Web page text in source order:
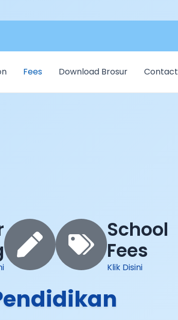
Fees Download Brosur Contact
School
Fees
Klik Disini